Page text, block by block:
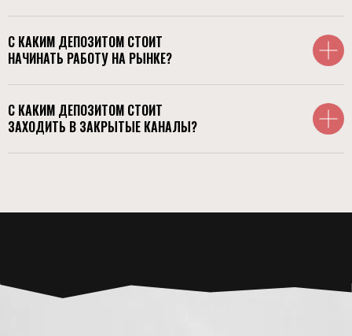
С КАКИМ ДЕПОЗИТОМ СТОИТ
НАЧИНАТЬ РАБОТУ НА РЫНКЕ?
С КАКИМ ДЕПОЗИТОМ СТОИТ
ЗАХОДИТЬ В ЗАКРЫТЫЕ КАНАЛЫ?